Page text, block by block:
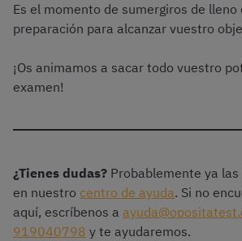
Es el momento de sumergiros de lleno
preparación para alcanzar vuestro
¡Os animamos a sacar todo vuestro
examen!
¿Tienes dudas? Probablemente ya
en nuestro centro de ayuda. Si no
aquí, escríbenos a
919040798 y te ayudaremos.